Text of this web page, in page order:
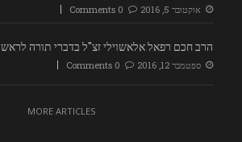
אוקטובר 5, 2016
הרב חכם רפאל אלאשוילי זצ"ל בדברי תורה
ספטמבר 12, 2016
MORE ARTICLES